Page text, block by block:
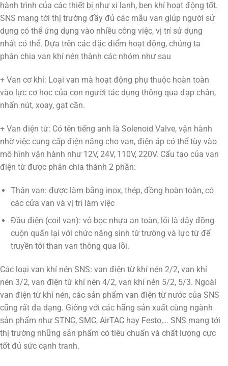
hành trình của các thiết bị như xi lanh, ben khí hoạt động tốt.
SNS mang tới thị trường đầy đủ các mẫu van giúp người sử
dụng có thể ứng dụng vào nhiều công việc, vị trí sử dụng
nhất có thể. Dựa trên các đặc điểm hoạt động, chúng ta
phân chia van khí nén thành các nhóm như sau
+ Van cơ khí: Loại van mà hoạt động phụ thuộc hoàn toàn
vào lực cơ học của con người tác dụng thông qua đạp chân,
nhấn nút, xoay, gạt cần.
+ Van điện từ: Có tên tiếng anh là Solenoid Valve, vận hành
nhờ việc cung cấp điện năng cho van, điện áp có thể tùy vào
mô hình vận hành như 12V, 24V, 110V, 220V. Cấu tạo của van
điện từ được phân chia thành 2 phần:
Thân van: được làm bằng inox, thép, đồng hoàn toàn, có
các cửa van và vị trí làm việc
Đầu điện (coil van): vỏ bọc nhựa an toàn, lõi là dây đồng
cuộn quấn lại với chức năng sinh từ trường và lực từ để
truyền tới than van thông qua lõi.
Các loại van khí nén SNS: van điện từ khí nén 2/2, van khí
nén 3/2, van điện từ khí nén 4/2, van khí nén 5/2, 5/3. Ngoài
van điện từ khí nén, các sản phẩm van điện từ nước của SNS
cũng rất đa dạng. Giống với các hãng sản xuất cùng ngành
sản phẩm như STNC, SMC, AirTAC hay Festo,… SNS mang tới
thị trường những sản phẩm có tiêu chuẩn và chất lượng cực
tốt đủ sức cạnh tranh.